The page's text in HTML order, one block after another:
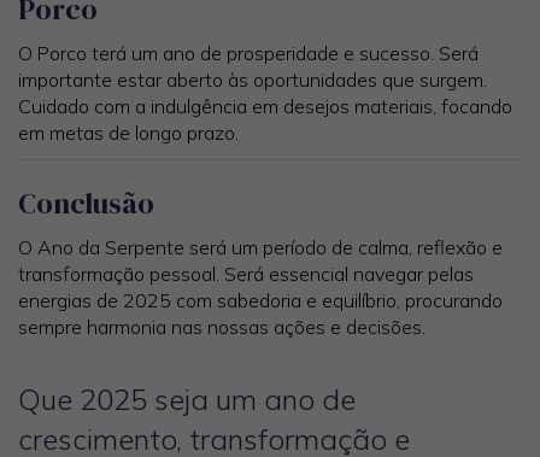
Porco
O Porco terá um ano de prosperidade e sucesso. Será
importante estar aberto às oportunidades que surgem.
Cuidado com a indulgência em desejos materiais, focando
em metas de longo prazo.
Conclusão
O Ano da Serpente será um período de calma, reflexão e
transformação pessoal. Será essencial navegar pelas
energias de 2025 com sabedoria e equilíbrio, procurando
sempre harmonia nas nossas ações e decisões.
Que 2025 seja um ano de
crescimento, transformação e